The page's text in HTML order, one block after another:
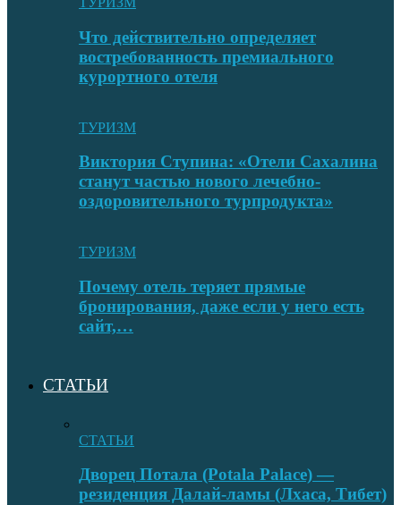
Что действительно определяет
востребованность премиального
курортного отеля
ТУРИЗМ
Виктория Ступина: «Отели Сахалина
станут частью нового лечебно-
оздоровительного турпродукта»
ТУРИЗМ
Почему отель теряет прямые
бронирования, даже если у него есть
сайт,…
СТАТЬИ
СТАТЬИ
Дворец Потала (Potala Palace) —
резиденция Далай-ламы (Лхаса, Тибет)